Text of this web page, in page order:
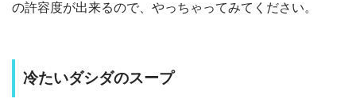
の許容度が出来るので、やっちゃってみてください。
冷たいダシダのスープ